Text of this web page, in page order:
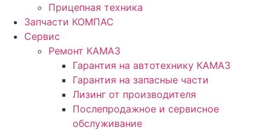
Прицепная техника
Запчасти КОМПАС
Сервис
Ремонт КАМАЗ
Гарантия на автотехнику КАМАЗ
Гарантия на запасные части
Лизинг от производителя
Послепродажное и сервисное
обслуживание